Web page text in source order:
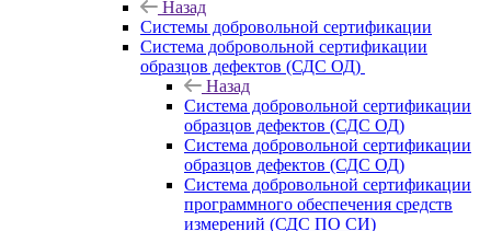
Назад
Системы добровольной сертификации
Система добровольной сертификации
образцов дефектов (СДС ОД)
Назад
Система добровольной сертификации
образцов дефектов (СДС ОД)
Система добровольной сертификации
образцов дефектов (СДС ОД)
Система добровольной сертификации
программного обеспечения средств
измерений (СДС ПО СИ)